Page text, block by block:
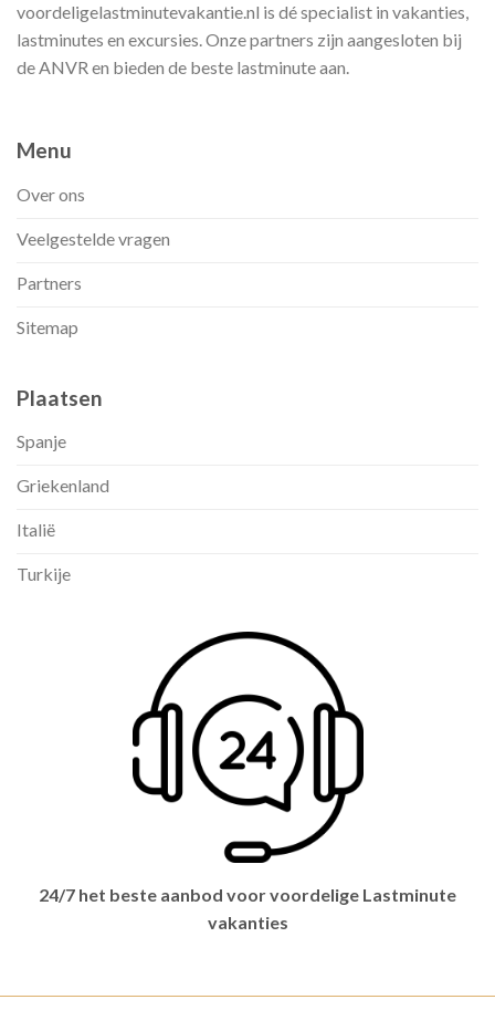
voordeligelastminutevakantie.nl is dé specialist in vakanties,
lastminutes en excursies. Onze partners zijn aangesloten bij
de ANVR en bieden de beste lastminute aan.
Menu
Over ons
Veelgestelde vragen
Partners
Sitemap
Plaatsen
Spanje
Griekenland
Italië
Turkije
24/7 het beste aanbod voor voordelige Lastminute
vakanties